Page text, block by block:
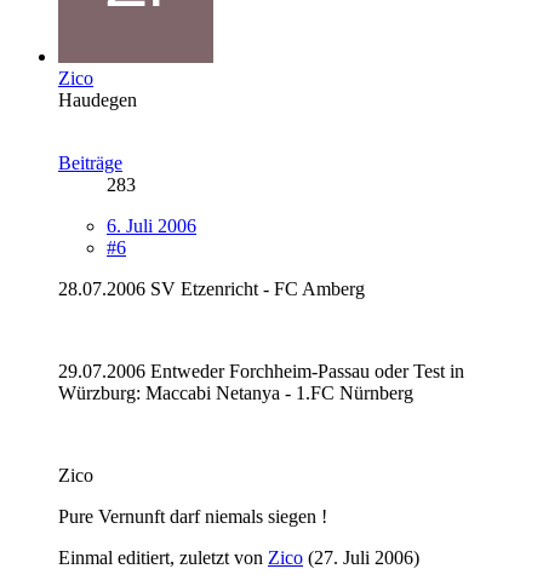
Zico
Haudegen
Beiträge
283
6. Juli 2006
#6
28.07.2006 SV Etzenricht - FC Amberg
29.07.2006 Entweder Forchheim-Passau oder Test in
Würzburg: Maccabi Netanya - 1.FC Nürnberg
Zico
Pure Vernunft darf niemals siegen !
Einmal editiert, zuletzt von Zico (27. Juli 2006)